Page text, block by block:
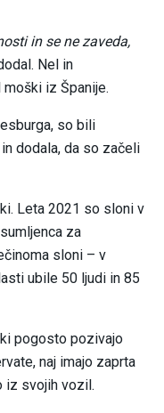
in se ne zaveda,
Nel in
iz Španije.
so bili
dodala, da so začeli
Leta 2021 so sloni v
za
sloni – v
ubile 50 ljudi in 85
pogosto pozivajo
naj imajo zaprta
iz svojih vozil.